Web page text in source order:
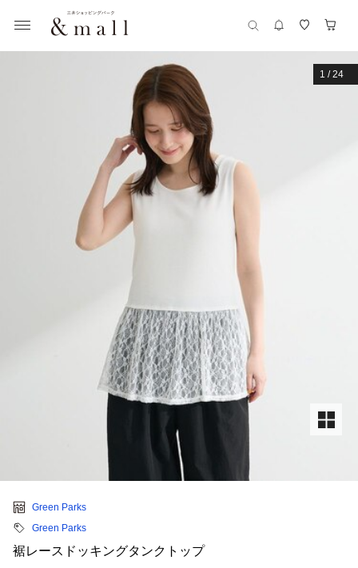
1 /24
Green Parks
Green Parks
裾レースドッキングタンクトップ